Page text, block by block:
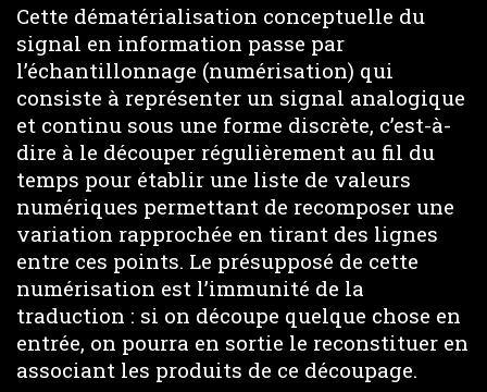
Cette dématérialisation conceptuelle du
signal en information passe par
l’échantillonnage (numérisation) qui
consiste à représenter un signal analogique
et continu sous une forme discrète, c’est-à-
dire à le découper régulièrement au fil du
temps pour établir une liste de valeurs
numériques permettant de recomposer une
variation rapprochée en tirant des lignes
entre ces points. Le présupposé de cette
numérisation est l’immunité de la
traduction : si on découpe quelque chose en
entrée, on pourra en sortie le reconstituer en
associant les produits de ce découpage.